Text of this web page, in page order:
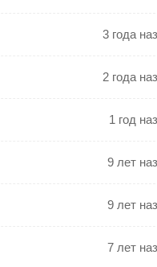
3 года
2 года
1 год
9 лет
9 лет
7 лет